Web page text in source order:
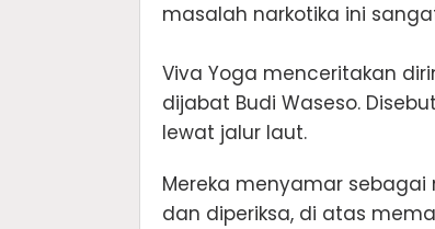
masalah narkotika ini
Viva Yoga menceritakan
dijabat Budi Waseso.
lewat jalur laut.
Mereka menyamar
dan diperiksa, di atas